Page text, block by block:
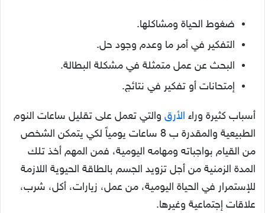
ضغوط الحياة ومشاكلها.
التفكير في أمر ما وعدم وجود حل.
البحث عن عمل متمثلة في مشكلة البطالة.
إمتحانات أو تفكير في نتائج.
أسباب كثيرة وراء الأرق والتي تعمل على تقليل ساعات النوم
الطبيعية والمقدرة ب 8 ساعات يومياً لكي يتمكن الشخص
من القيام بواجباته ومهامه اليومية، فمن المهم أخذ تلك
المدة الزمنية من أجل تزويد الجسم بالطاقة الحيوية اللازمة
للإستمرار في الحياة اليومية، من عمل، زيارات، أكل، شرب،
علاقات إجتماعية وغيرها.